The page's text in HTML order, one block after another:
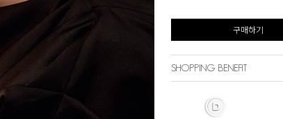
구매하기
SHOPPING BENEFIT